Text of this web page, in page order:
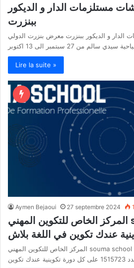
مستلزمات الدار و الديكور
ببنزرت
و الديكور ببنزرت معرض بنزرت الدولي
Lire la suite »
Aymen Bejaoui 27 septembre 2024
المركز الخاص للتكوين المهني souma school:
المركز الخاص للتكوين المهني souma school المرخص له من طرف الدولة